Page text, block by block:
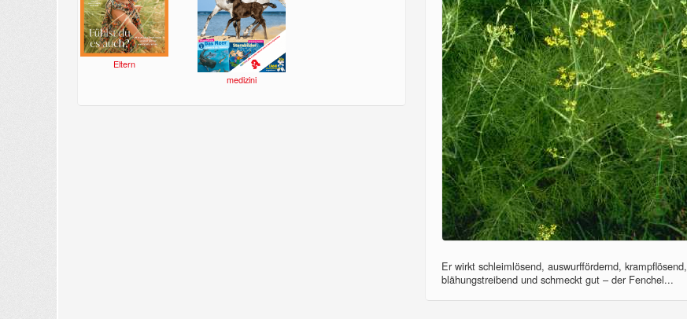
Eltern
medizini
Er wirkt schleimlösend, auswurffördernd, krampflösend,
blähungstreibend und schmeckt gut – der Fenchel...